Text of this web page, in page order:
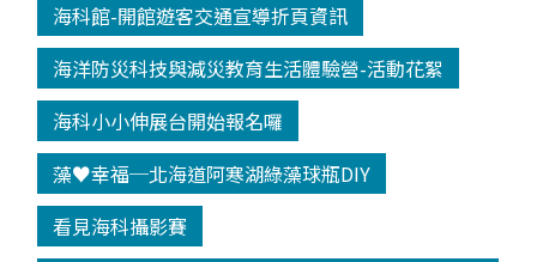
海科館-開館遊客交通宣導折頁資訊
海洋防災科技與減災教育生活體驗營-活動花絮
海科小小伸展台開始報名囉
藻♥幸福─北海道阿寒湖綠藻球瓶DIY
看見海科攝影賽